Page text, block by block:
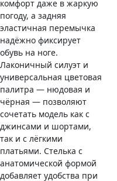
комфорт даже в жаркую
погоду, а задняя
эластичная перемычка
надёжно фиксирует
обувь на ноге.
Лаконичный силуэт и
универсальная цветовая
палитра — нюдовая и
чёрная — позволяют
сочетать модель как с
джинсами и шортами,
так и с лёгкими
платьями. Стелька с
анатомической формой
добавляет удобства при